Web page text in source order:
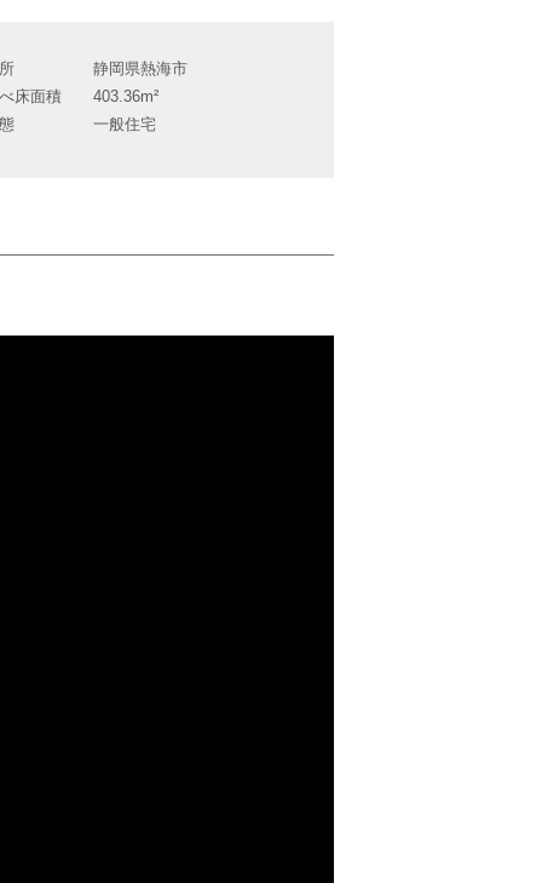
静岡県熱海市
床面積
403.36m²
一般住宅